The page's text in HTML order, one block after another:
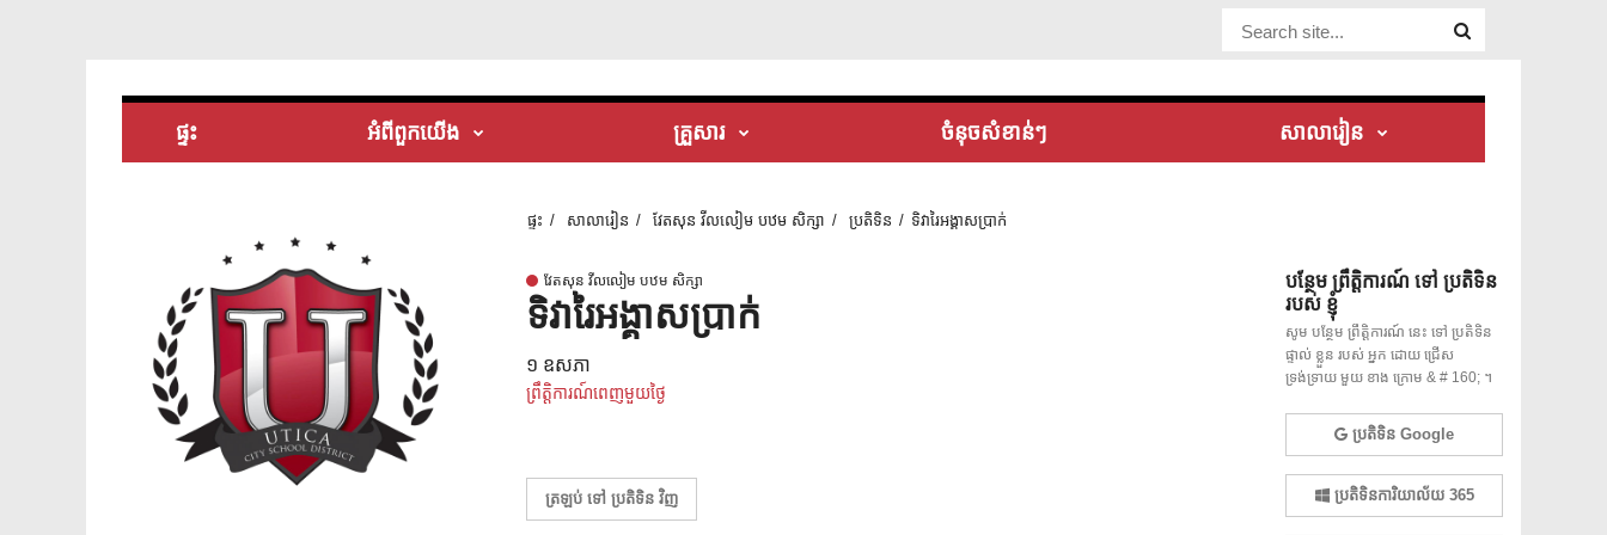
Website Site
ផ្ទះ អំពី​ពួក​យើង គ្រួសារ ចំនុចសំខាន់ៗ សាលារៀន
ផ្ទះ សាលារៀន វែតសុន វីលលៀម បឋម សិក្សា ប្រតិទិន ទិវារៃអង្គាសប្រាក់
វែតសុន វីលលៀម បឋម សិក្សា
ទិវារៃអង្គាសប្រាក់
១ ឧសភា
ព្រឹត្តិការណ៍ពេញមួយថ្ងៃ
ត្រឡប់ ទៅ ប្រតិទិន វិញ
បន្ថែម ព្រឹត្តិការណ៍ ទៅ ប្រតិទិន
របស់ ខ្ញុំ
សូម បន្ថែម ព្រឹត្តិការណ៍ នេះ ទៅ ប្រតិទិន
ផ្ទាល់ ខ្លួន របស់ អ្នក ដោយ ជ្រើស
ទ្រង់ទ្រាយ មួយ ខាង ក្រោម & # 160; ។
ប្រតិទិន Google
ប្រតិទិនការិយាល័យ 365